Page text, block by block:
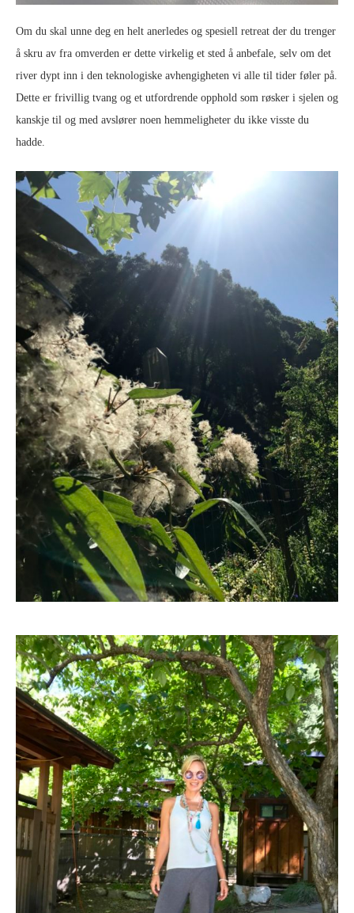
Om du skal unne deg en helt anerledes og spesiell retreat der du trenger
å skru av fra omverden er dette virkelig et sted å anbefale, selv om det
river dypt inn i den teknologiske avhengigheten vi alle til tider føler på.
Dette er frivillig tvang og et utfordrende opphold som røsker i sjelen og
kanskje til og med avslører noen hemmeligheter du ikke visste du
hadde.